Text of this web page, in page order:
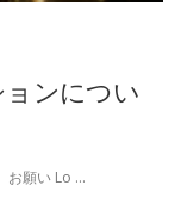
ョンについ
お願い Lo …